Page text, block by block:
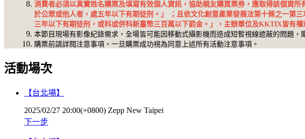
消費者必須以真實姓名購票及填寫有效個人資訊，協助親友購買票券，應取得該個資
於公眾或他人者，處五年以下有期徒刑。」 ；且依文化創意產業發展法第十條之一第
三年以下有期徒刑，或科或併科新臺幣三百萬以下罰金。」，主辦單位及KKTIX皆有
本節目現場有影像紀錄需求，全場皆可能因移動式攝影機而造成短暫視線遮蔽的問題
購票前請詳閱注意事項，一旦購票成功視為同意上述所有活動注意事項。
活動場次
【台北場】
2025/02/27 20:00(+0800) Zepp New Taipei
下一步